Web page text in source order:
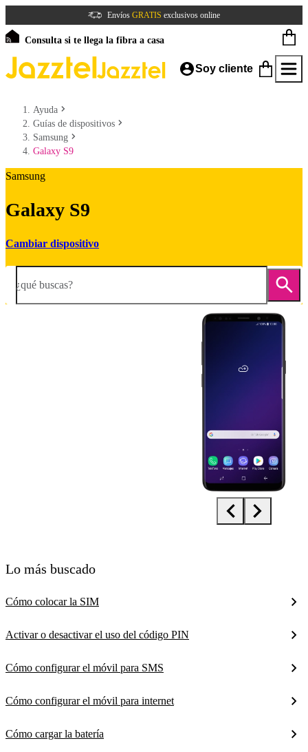
Envíos GRATIS exclusivos online
Consulta si te llega la fibra a casa
Soy cliente
Ayuda
Guías de dispositivos
Samsung
Galaxy S9
Samsung
Galaxy S9
Cambiar dispositivo
¿qué buscas?
Lo más buscado
Cómo colocar la SIM
Activar o desactivar el uso del código PIN
Cómo configurar el móvil para SMS
Cómo configurar el móvil para internet
Cómo cargar la batería